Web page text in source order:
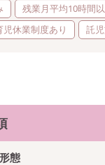
残業月平均10時間
児休業制度あり
託
態